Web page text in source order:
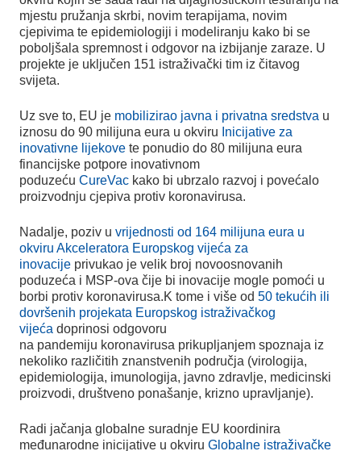
mjestu pružanja skrbi, novim terapijama, novim
cjepivima te epidemiologiji i modeliranju kako bi se
poboljšala spremnost i odgovor na izbijanje zaraze. U
projekte je uključen 151 istraživački tim iz čitavog
svijeta.
Uz sve to, EU je mobilizirao javna i privatna sredstva u
iznosu do 90 milijuna eura u okviru Inicijative za
inovativne lijekove te ponudio do 80 milijuna eura
financijske potpore inovativnom
poduzeću CureVac kako bi ubrzalo razvoj i povećalo
proizvodnju cjepiva protiv koronavirusa.
Nadalje, poziv u vrijednosti od 164 milijuna eura u
okviru Akceleratora Europskog vijeća za
inovacije privukao je velik broj novoosnovanih
poduzeća i MSP-ova čije bi inovacije mogle pomoći u
borbi protiv koronavirusa.K tome i više od 50 tekućih ili
dovršenih projekata Europskog istraživačkog
vijeća doprinosi odgovoru
na pandemiju koronavirusa prikupljanjem spoznaja iz
nekoliko različitih znanstvenih područja (virologija,
epidemiologija, imunologija, javno zdravlje, medicinski
proizvodi, društveno ponašanje, krizno upravljanje).
Radi jačanja globalne suradnje EU koordinira
međunarodne inicijative u okviru Globalne istraživačke